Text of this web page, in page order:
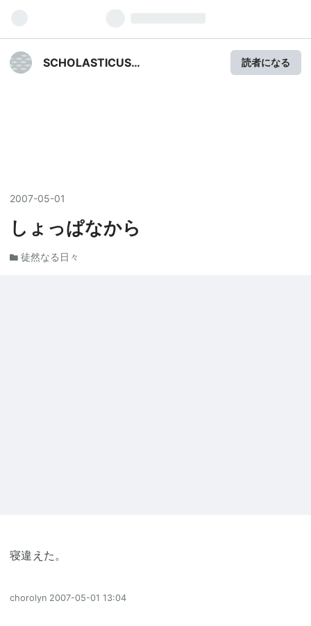
SCHOLASTICUS
読者になる
2007-05-01
しょっぱなから
徒然なる日々
寝違えた。
chorolyn 2007-05-01 13:04